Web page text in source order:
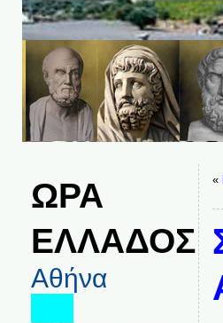
ΩΡΑ
ΕΛΛΑΔΟΣ
Αθήνα
«